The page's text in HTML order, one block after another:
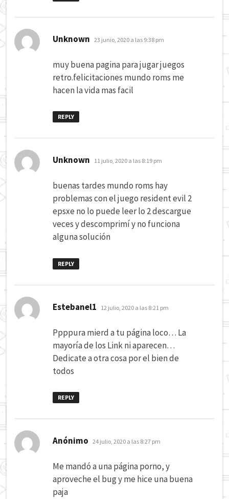
Unknown dice:
23 junio, 2020 a las 9:38 pm
muy buena pagina para jugar juegos
retro.felicitaciones mundo roms me
hacen la vida mas facil
REPLY
Unknown dice:
11 julio, 2020 a las 8:19 pm
buenas tardes mundo roms hay
problemas con el juego resident evil 2
epsxe no lo puede leer lo 2 descargue
veces y descomprimí y no funciona
alguna solución
REPLY
Estebanel1 dice:
12 julio, 2020 a las 8:21 pm
Ppppura mierd a tu página loco… La
mayoría de los Link ni aparecen…
Dedicate a otra cosa por el bien de
todos
REPLY
Anónimo dice:
24 julio, 2020 a las 8:27 pm
Me mandó a una página porno, y
aproveche el bug y me hice una buena
paja